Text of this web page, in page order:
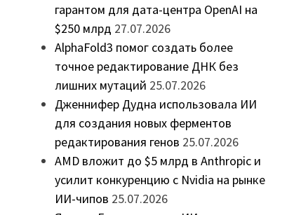
гарантом для дата-центра OpenAI на
$250 млрд 27.07.2026
AlphaFold3 помог создать более
точное редактирование ДНК без
лишних мутаций 25.07.2026
Дженнифер Дудна использовала ИИ
для создания новых ферментов
редактирования генов 25.07.2026
AMD вложит до $5 млрд в Anthropic и
усилит конкуренцию с Nvidia на рынке
ИИ-чипов 25.07.2026